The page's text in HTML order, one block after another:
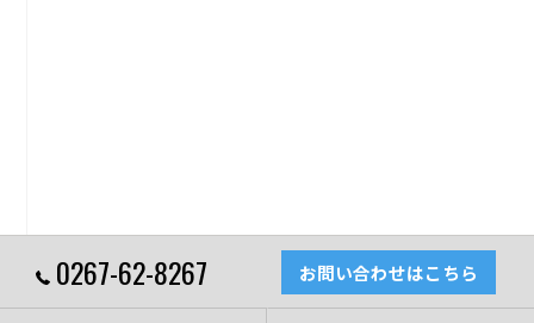
0267-62-8267 お問い合わせはこちら